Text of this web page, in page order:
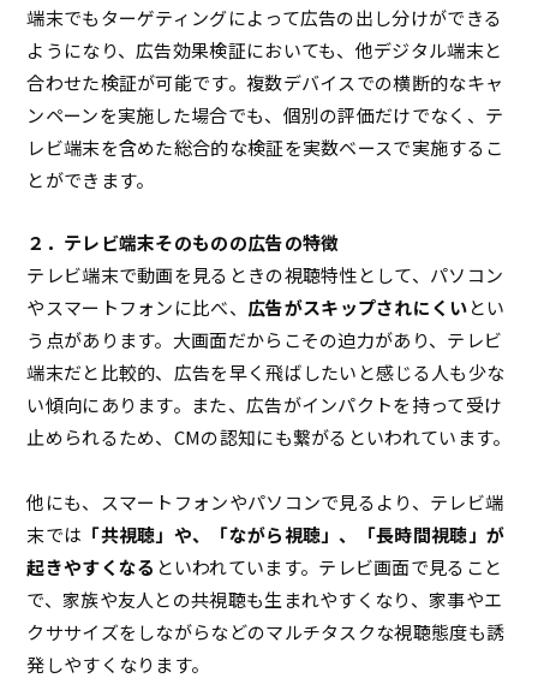
端末でもターゲティングによって広告の出し分けができる
ようになり、広告効果検証においても、他デジタル端末と
合わせた検証が可能です。複数デバイスでの横断的なキャ
ンペーンを実施した場合でも、個別の評価だけでなく、テ
レビ端末を含めた総合的な検証を実数ベースで実施するこ
とができます。
２．テレビ端末そのものの広告の特徴
テレビ端末で動画を見るときの視聴特性として、パソコン
やスマートフォンに比べ、 広告がスキップされにくいとい
う点があります。大画面だからこその迫力があり、テレビ
端末だと比較的、広告を早く飛ばしたいと感じる人も少な
い傾向にあります。また、広告がインパクトを持って受け
止められるため、CMの認知にも繋がるといわれています。
他にも、スマートフォンやパソコンで見るより、テレビ端
末では 「共視聴」や、「ながら視聴」、「長時間視聴」が
起きやすくなる といわれています。テレビ画面で見ること
で、家族や友人との共視聴も生まれやすくなり、家事やエ
クササイズをしながらなどのマルチタスクな視聴態度も誘
発しやすくなります。